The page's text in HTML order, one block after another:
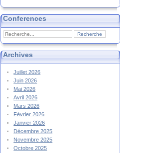
Conferences
Archives
Juillet 2026
Juin 2026
Mai 2026
Avril 2026
Mars 2026
Février 2026
Janvier 2026
Décembre 2025
Novembre 2025
Octobre 2025